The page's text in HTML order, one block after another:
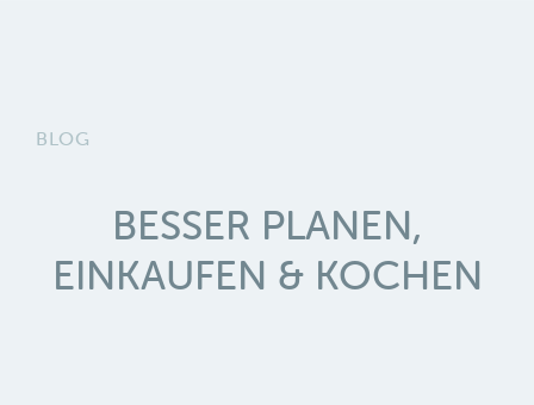
BLOG
BESSER PLANEN,
EINKAUFEN & KOCHEN